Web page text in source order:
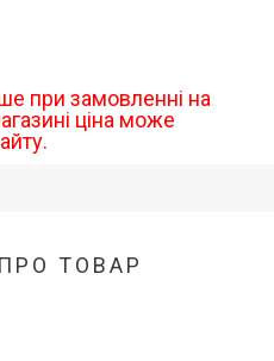
при замовленні на
ціна може
ТОВАР